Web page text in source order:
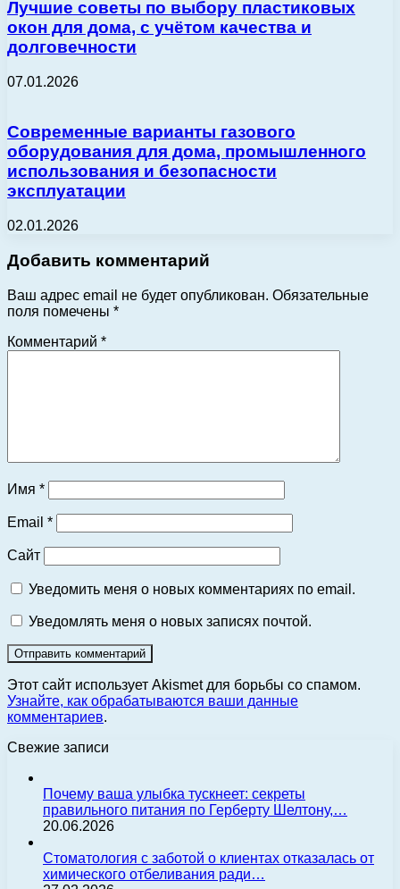
Лучшие советы по выбору пластиковых
окон для дома, с учётом качества и
долговечности
07.01.2026
Современные варианты газового
оборудования для дома, промышленного
использования и безопасности
эксплуатации
02.01.2026
Добавить комментарий
Ваш адрес email не будет опубликован. Обязательные
поля помечены *
Комментарий *
Имя *
Email *
Сайт
Уведомить меня о новых комментариях по email.
Уведомлять меня о новых записях почтой.
Этот сайт использует Akismet для борьбы со спамом.
Узнайте, как обрабатываются ваши данные
комментариев.
Свежие записи
Почему ваша улыбка тускнеет: секреты
правильного питания по Герберту Шелтону,…
20.06.2026
Стоматология с заботой о клиентах отказалась от
химического отбеливания ради…